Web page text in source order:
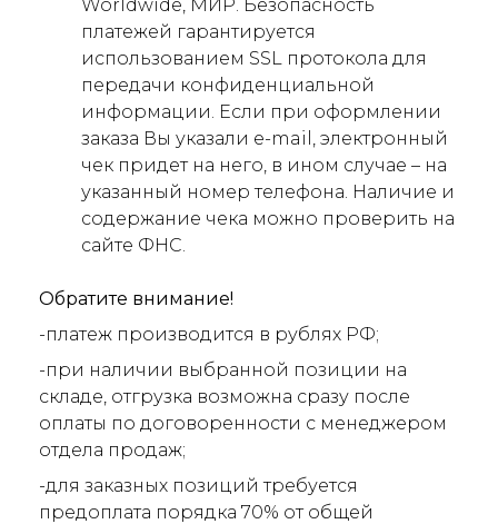
Worldwide, МИР. Безопасность
платежей гарантируется
использованием SSL протокола для
передачи конфиденциальной
информации. Если при оформлении
заказа Вы указали e-mail, электронный
чек придет на него, в ином случае – на
указанный номер телефона. Наличие и
содержание чека можно проверить на
сайте ФНС.
Обратите внимание!
-платеж производится в рублях РФ;
-при наличии выбранной позиции на
складе, отгрузка возможна сразу после
оплаты по договоренности с менеджером
отдела продаж;
-для заказных позиций требуется
предоплата порядка 70% от общей